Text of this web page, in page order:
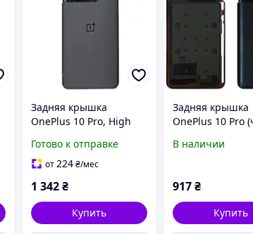
Задняя крышка
OnePlus 10 Pro, High
Готово к отправке
от224₴/мес
1 342₴
Купить
Задняя крышка
OnePlus 10 Pro
стеклом камеры)
В наличии
917₴
Купить